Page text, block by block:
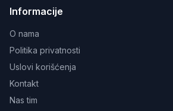
Informacije
O nama
Politika privatnosti
Uslovi korišćenja
Kontakt
Nas tim